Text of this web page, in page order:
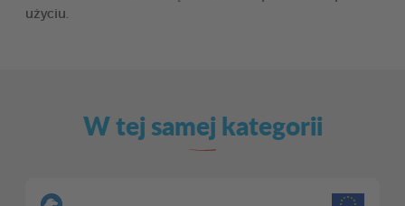
użyciu.
W tej samej kategorii